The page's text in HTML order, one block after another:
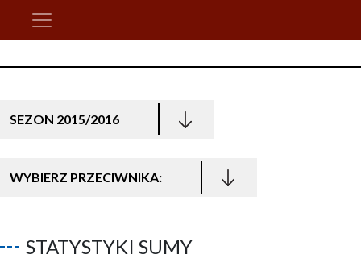
SEZON 2015/2016
WYBIERZ PRZECIWNIKA:
STATYSTYKI SUMY